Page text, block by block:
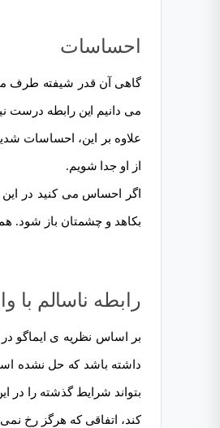
احساسات
گاهی آن قدر شیفته طرف
می دانیم این رابطه درست
علاوه بر این، احساسات
از او جدا شویم.
اگر احساس می کنید در این
بکاهد و چشمتان باز شود.
رابطه ناسالم با
بر اساس نظریه ی ایماگو
داشته باشد که حل نشده
بتواند شرایط گذشته را در
کند، اتفاقی که هرگز رخ